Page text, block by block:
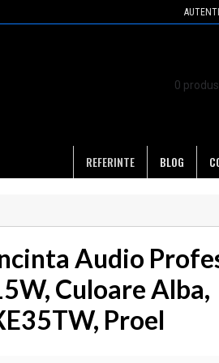
0
BLOG
REFERINTE
Audio
Culoare Alba,
Proel